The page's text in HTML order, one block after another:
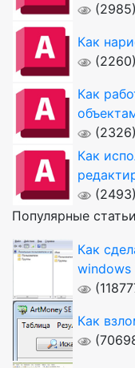
(2985)
Как
(2260)
Как
(2326)
Как
(2493)
Популярные статьи
Как
windows
Как